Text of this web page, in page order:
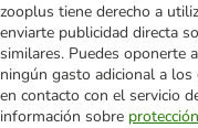
zooplus tiene derecho a
enviarte publicidad directa
similares. Puedes oponerte
ningún gasto adicional a
en contacto con el servicio
información sobre